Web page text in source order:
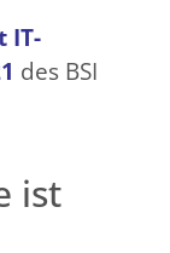
IT-
des BSI
ist